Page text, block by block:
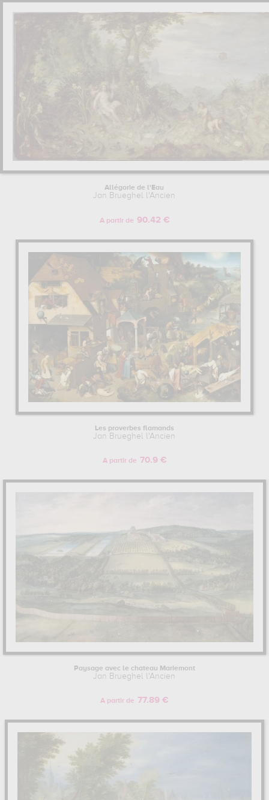
Allégorie de l'Eau
Jan Brueghel l'Ancien
A partir de 90.42 €
Les proverbes flamands
Jan Brueghel l'Ancien
A partir de 70.9 €
Paysage avec le chateau Mariemont
Jan Brueghel l'Ancien
A partir de 77.89 €